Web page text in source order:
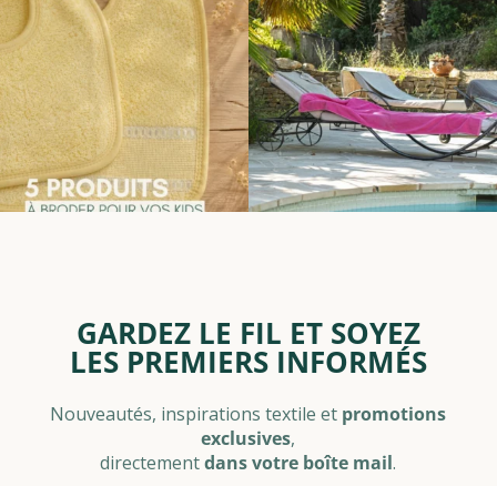
GARDEZ LE FIL ET SOYEZ
LES PREMIERS INFORMÉS
Nouveautés, inspirations textile et promotions
exclusives,
directementdans votre boîte mail.